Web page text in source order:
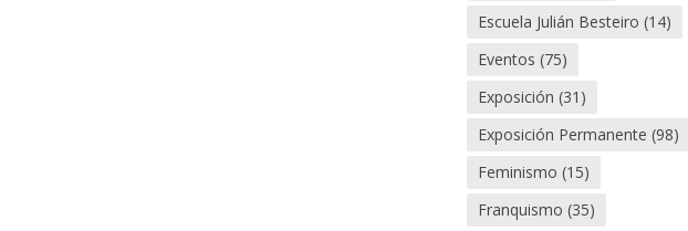
Escuela Julián Besteiro (14)
Eventos (75)
Exposición (31)
Exposición Permanente (98)
Feminismo (15)
Franquismo (35)